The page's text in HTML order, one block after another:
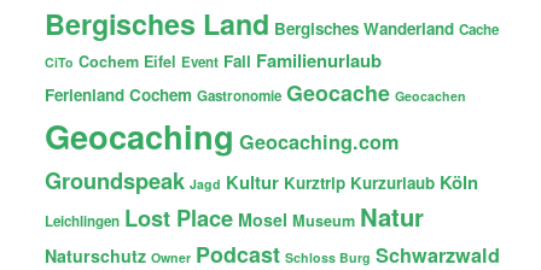
Bergisches Land Bergisches Wanderland Cache
CiTo Cochem Eifel Event Fail Familienurlaub
Ferienland Cochem Gastronomie Geocache Geocachen
Geocaching Geocaching.com
Groundspeak Jagd Kultur Kurztrip Kurzurlaub Köln
Leichlingen Lost Place Mosel Museum Natur
Naturschutz Owner Podcast Schloss Burg Schwarzwald